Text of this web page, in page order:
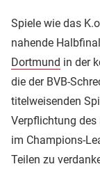
Spiele wie das
nahende
Dortmund in der
die der BVB-
titelweisenden
Verpflichtung
im Champions-
Teilen zu